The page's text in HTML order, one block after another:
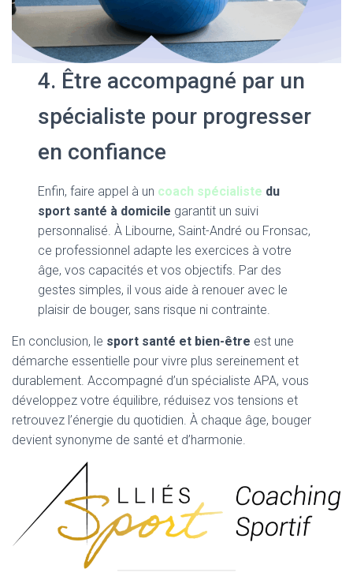
4. Être accompagné par un
spécialiste pour progresser
en confiance
Enfin, faire appel à un coach spécialiste du
sport santé à domicile garantit un suivi
personnalisé. À Libourne, Saint-André ou Fronsac,
ce professionnel adapte les exercices à votre
âge, vos capacités et vos objectifs. Par des
gestes simples, il vous aide à renouer avec le
plaisir de bouger, sans risque ni contrainte.
En conclusion, le sport santé et bien-être est une
démarche essentielle pour vivre plus sereinement et
durablement. Accompagné d’un spécialiste APA, vous
développez votre équilibre, réduisez vos tensions et
retrouvez l’énergie du quotidien. À chaque âge, bouger
devient synonyme de santé et d’harmonie.